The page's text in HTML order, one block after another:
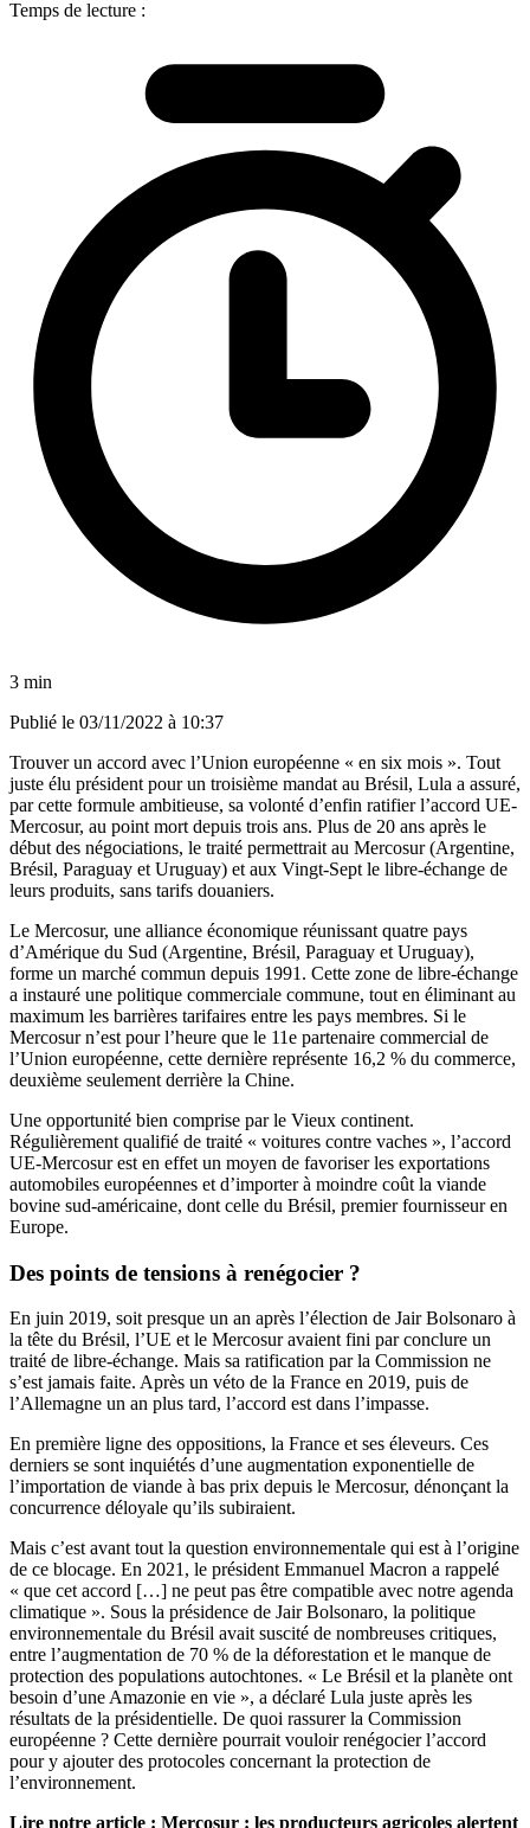
Temps de lecture :
3 min
Publié le 03/11/2022 à 10:37
Trouver un accord avec l’Union européenne « en six mois ». Tout
juste élu président pour un troisième mandat au Brésil, Lula a assuré,
par cette formule ambitieuse, sa volonté d’enfin ratifier l’accord UE-
Mercosur, au point mort depuis trois ans. Plus de 20 ans après le
début des négociations, le traité permettrait au Mercosur (Argentine,
Brésil, Paraguay et Uruguay) et aux Vingt-Sept le libre-échange de
leurs produits, sans tarifs douaniers.
Le Mercosur, une alliance économique réunissant quatre pays
d’Amérique du Sud (Argentine, Brésil, Paraguay et Uruguay),
forme un marché commun depuis 1991. Cette zone de libre-échange
a instauré une politique commerciale commune, tout en éliminant au
maximum les barrières tarifaires entre les pays membres. Si le
Mercosur n’est pour l’heure que le 11e partenaire commercial de
l’Union européenne, cette dernière représente 16,2 % du commerce,
deuxième seulement derrière la Chine.
Une opportunité bien comprise par le Vieux continent.
Régulièrement qualifié de traité « voitures contre vaches », l’accord
UE-Mercosur est en effet un moyen de favoriser les exportations
automobiles européennes et d’importer à moindre coût la viande
bovine sud-américaine, dont celle du Brésil, premier fournisseur en
Europe.
Des points de tensions à renégocier ?
En juin 2019, soit presque un an après l’élection de Jair Bolsonaro à
la tête du Brésil, l’UE et le Mercosur avaient fini par conclure un
traité de libre-échange. Mais sa ratification par la Commission ne
s’est jamais faite. Après un véto de la France en 2019, puis de
l’Allemagne un an plus tard, l’accord est dans l’impasse.
En première ligne des oppositions, la France et ses éleveurs. Ces
derniers se sont inquiétés d’une augmentation exponentielle de
l’importation de viande à bas prix depuis le Mercosur, dénonçant la
concurrence déloyale qu’ils subiraient.
Mais c’est avant tout la question environnementale qui est à l’origine
de ce blocage. En 2021, le président Emmanuel Macron a rappelé
« que cet accord […] ne peut pas être compatible avec notre agenda
climatique ». Sous la présidence de Jair Bolsonaro, la politique
environnementale du Brésil avait suscité de nombreuses critiques,
entre l’augmentation de 70 % de la déforestation et le manque de
protection des populations autochtones. « Le Brésil et la planète ont
besoin d’une Amazonie en vie », a déclaré Lula juste après les
résultats de la présidentielle. De quoi rassurer la Commission
européenne ? Cette dernière pourrait vouloir renégocier l’accord
pour y ajouter des protocoles concernant la protection de
l’environnement.
Lire notre article : Mercosur : les producteurs agricoles alertent